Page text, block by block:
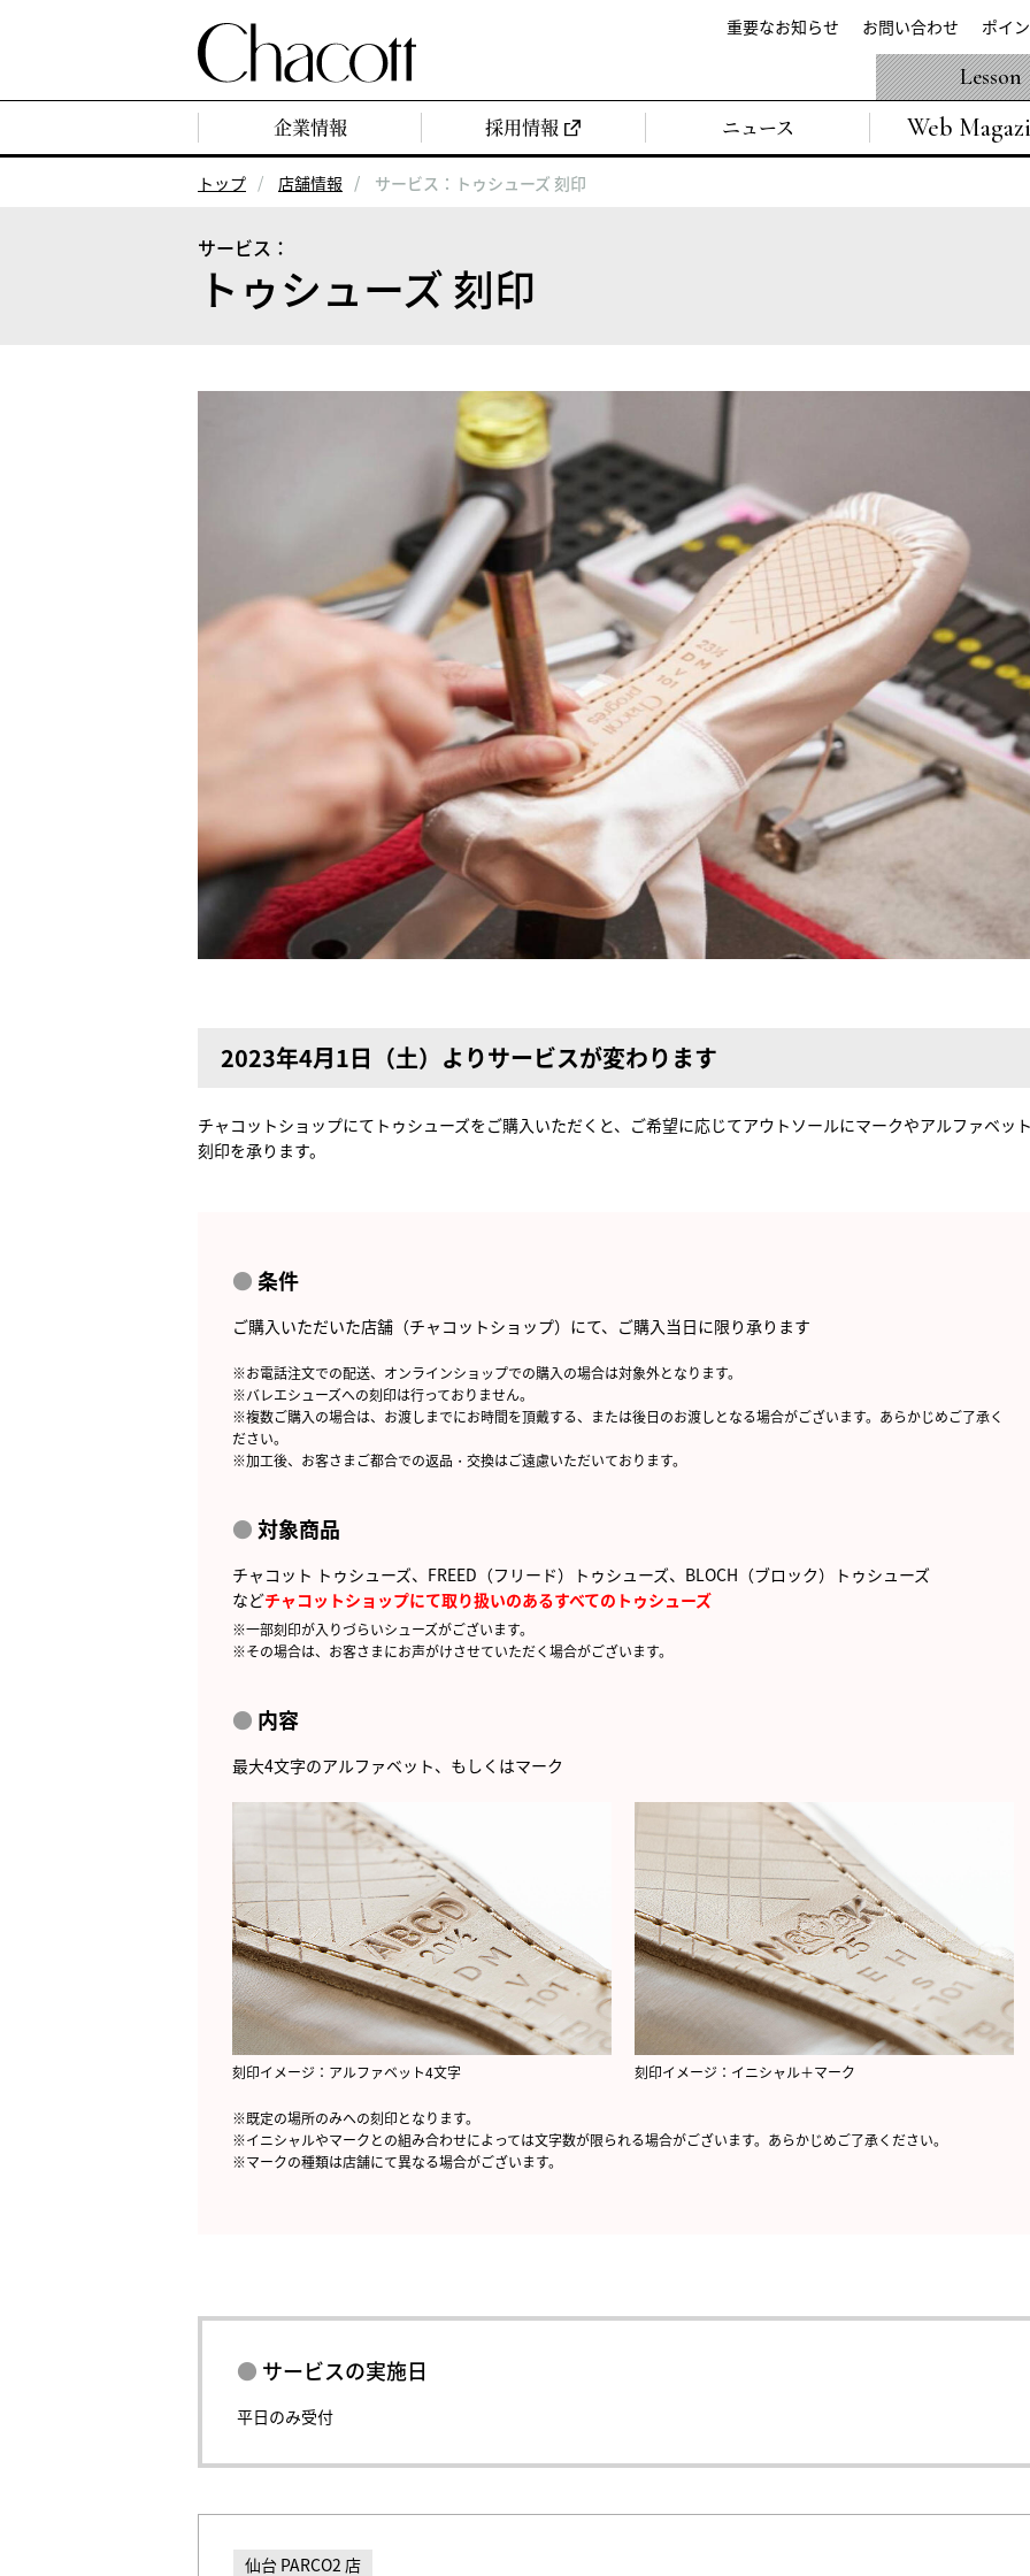
重要なお知らせ お問い合わせ ポイ
企業情報 採用情報 ニュース Web
Lesson
トップ 店舗情報 サービス：トゥシューズ 刻印
サービス：
トゥシューズ 刻印
2023年4月1日（土）よりサービスが変わります
チャコットショップにてトゥシューズをご購入いただくと、ご希望に応じてアウトソールにマークやアルファベッ
刻印を承ります。
条件
ご購入いただいた店舗（チャコットショップ）にて、ご購入当日に限り承ります
※お電話注文での配送、オンラインショップでの購入の場合は対象外となります。
※バレエシューズへの刻印は行っておりません。
※複数ご購入の場合は、お渡しまでにお時間を頂戴する、または後日のお渡しとなる場合がございます。あらかじめご了承く
ださい。
※加工後、お客さまご都合での返品・交換はご遠慮いただいております。
対象商品
チャコット トゥシューズ、FREED（フリード）トゥシューズ、BLOCH（ブロック）トゥシューズ
などチャコットショップにて取り扱いのあるすべてのトゥシューズ
※一部刻印が入りづらいシューズがございます。
※その場合は、お客さまにお声がけさせていただく場合がございます。
内容
最大4文字のアルファベット、もしくはマーク
刻印イメージ：アルファベット4文字 刻印イメージ：イニシャル＋マーク
※既定の場所のみへの刻印となります。
※イニシャルやマークとの組み合わせによっては文字数が限られる場合がございます。あらかじめご了承ください。
※マークの種類は店舗にて異なる場合がございます。
サービスの実施日
平日のみ受付
仙台 PARCO2 店